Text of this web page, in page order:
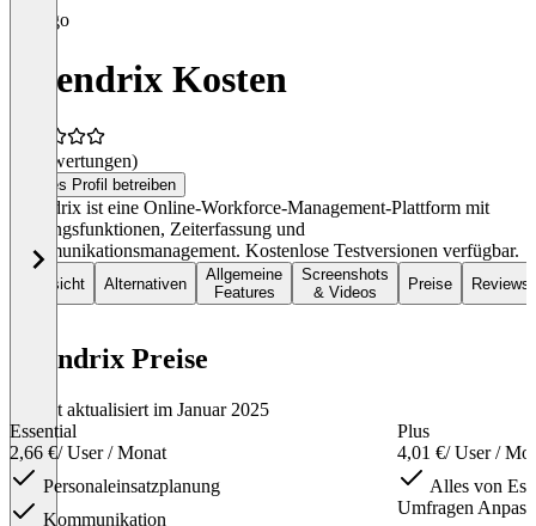
Agendrix Kosten
(0 Bewertungen)
Dieses Profil betreiben
Agendrix ist eine Online-Workforce-Management-Plattform mit
Planungsfunktionen, Zeiterfassung und
Kommunikationsmanagement. Kostenlose Testversionen verfügbar.
Übersicht Alternativen
Allgemeine
Features
Screenshots
& Videos
Preise Reviews
Agendrix Preise
Zuletzt aktualisiert im Januar 2025
Essential
2,66 €/ User / Monat
Personaleinsatzplanung
Kommunikation
Plus
4,01 €/ User /
Alles von
Umfragen